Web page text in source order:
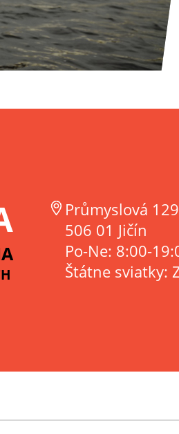
Průmyslová
506 01 Jičín
Po-Ne: 8:00-
Štátne sviatky: